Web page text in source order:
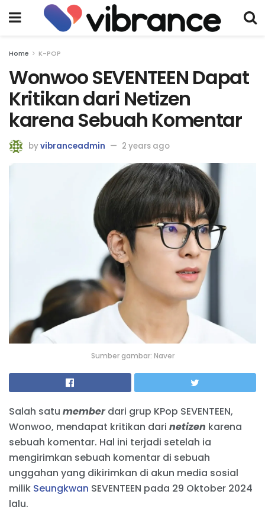
Home K-POP
Wonwoo SEVENTEEN Dapat
Kritikan dari Netizen
karena Sebuah Komentar
byvibranceadmin 2 years ago
Sumber gambar: Naver
Salah satu memberdari grup KPop SEVENTEEN,
Wonwoo, mendapat kritikan dari netizen karena
sebuah komentar. Hal ini terjadi setelah ia
mengirimkan sebuah komentar di sebuah
unggahan yang dikirimkan di akun media sosial
milik Seungkwan SEVENTEEN pada 29 Oktober 2024
lalu.